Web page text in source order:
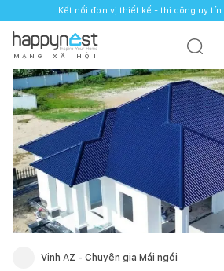
Kết nối đơn vị thiết kế - thi công uy tín.
M Ạ N G X Ã H Ộ I
Vinh AZ - Chuyên gia Mái ngói